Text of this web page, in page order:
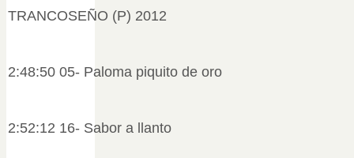
TRANCOSEÑO (P) 2012
2:48:50 05- Paloma piquito de oro
2:52:12 16- Sabor a llanto